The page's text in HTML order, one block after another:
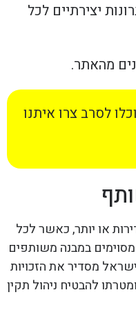
יצירתיים לכל
מהאתר.
לסרב צרו איתנו
או יותר, כאשר לכל
במבנה משותפים
מסדיר את הזכויות
להבטיח ניהול תקין